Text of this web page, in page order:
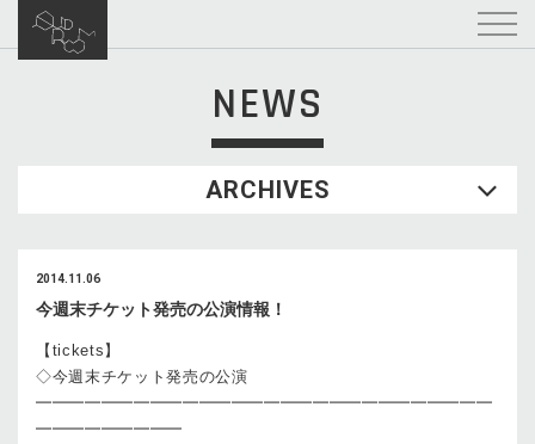
NEWS
ARCHIVES
2014.11.06
今週末チケット発売の公演情報！
【tickets】
◇今週末チケット発売の公演
━━━━━━━━━━━━━━━━━━━━━━━━━━━━
━━━━━━━━━